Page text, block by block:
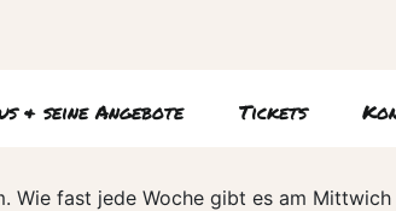
& seine Angebote Tickets
Wie fast jede Woche gibt es am